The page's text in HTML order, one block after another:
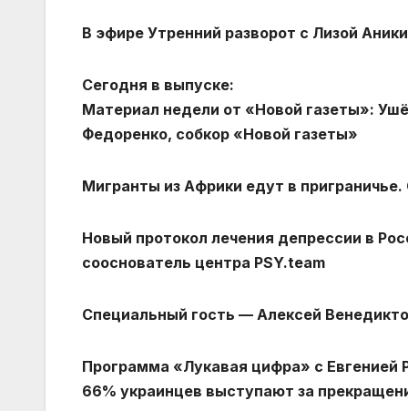
В эфире Утренний разворот с Лизой
Сегодня в выпуске:
Материал недели от «Новой газеты»‬:
Федоренко, собкор «Новой газеты»
Мигранты из Африки едут в
Новый протокол лечения депрессии в
сооснователь центра PSY.team
Специальный гость — Алексей
Программа «Лукавая цифра» с Евгенией
66% украинцев выступают за